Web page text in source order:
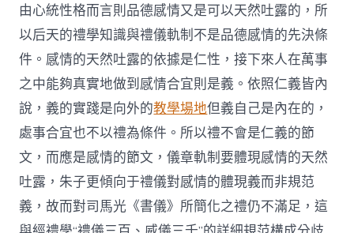
由心統性格而言則品德感情又是可以天然吐露的，所
以后天的禮學知識與禮儀軌制不是品德感情的先決條
件。感情的天然吐露的依據是仁性，接下來人在萬事
之中能夠真實地做到感情合宜則是義。依照仁義皆內
說，義的實踐是向外的教學場地但義自己是內在的，
處事合宜也不以禮為條件。所以禮不會是仁義的節
文，而應是感情的節文，儀章軌制要體現感情的天然
吐露，朱子更傾向于禮儀對感情的體現義而非規范
義，故而對司馬光《書儀》所簡化之禮仍不滿足，這